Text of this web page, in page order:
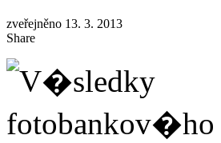
zveřejněno 13. 3. 2013
Share